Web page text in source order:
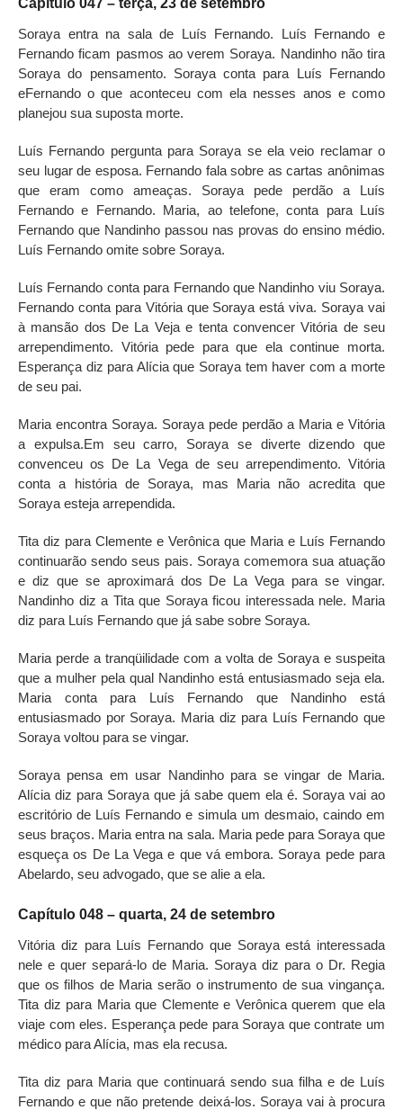
Capítulo 047 – terça, 23 de setembro
Soraya entra na sala de Luís Fernando. Luís Fernando e
Fernando ficam pasmos ao verem Soraya. Nandinho não tira
Soraya do pensamento. Soraya conta para Luís Fernando
eFernando o que aconteceu com ela nesses anos e como
planejou sua suposta morte.
Luís Fernando pergunta para Soraya se ela veio reclamar o
seu lugar de esposa. Fernando fala sobre as cartas anônimas
que eram como ameaças. Soraya pede perdão a Luís
Fernando e Fernando. Maria, ao telefone, conta para Luís
Fernando que Nandinho passou nas provas do ensino médio.
Luís Fernando omite sobre Soraya.
Luís Fernando conta para Fernando que Nandinho viu Soraya.
Fernando conta para Vitória que Soraya está viva. Soraya vai
à mansão dos De La Veja e tenta convencer Vitória de seu
arrependimento. Vitória pede para que ela continue morta.
Esperança diz para Alícia que Soraya tem haver com a morte
de seu pai.
Maria encontra Soraya. Soraya pede perdão a Maria e Vitória
a expulsa.Em seu carro, Soraya se diverte dizendo que
convenceu os De La Vega de seu arrependimento. Vitória
conta a história de Soraya, mas Maria não acredita que
Soraya esteja arrependida.
Tita diz para Clemente e Verônica que Maria e Luís Fernando
continuarão sendo seus pais. Soraya comemora sua atuação
e diz que se aproximará dos De La Vega para se vingar.
Nandinho diz a Tita que Soraya ficou interessada nele. Maria
diz para Luís Fernando que já sabe sobre Soraya.
Maria perde a tranqüilidade com a volta de Soraya e suspeita
que a mulher pela qual Nandinho está entusiasmado seja ela.
Maria conta para Luís Fernando que Nandinho está
entusiasmado por Soraya. Maria diz para Luís Fernando que
Soraya voltou para se vingar.
Soraya pensa em usar Nandinho para se vingar de Maria.
Alícia diz para Soraya que já sabe quem ela é. Soraya vai ao
escritório de Luís Fernando e simula um desmaio, caindo em
seus braços. Maria entra na sala. Maria pede para Soraya que
esqueça os De La Vega e que vá embora. Soraya pede para
Abelardo, seu advogado, que se alie a ela.
Capítulo 048 – quarta, 24 de setembro
Vitória diz para Luís Fernando que Soraya está interessada
nele e quer separá-lo de Maria. Soraya diz para o Dr. Regia
que os filhos de Maria serão o instrumento de sua vingança.
Tita diz para Maria que Clemente e Verônica querem que ela
viaje com eles. Esperança pede para Soraya que contrate um
médico para Alícia, mas ela recusa.
Tita diz para Maria que continuará sendo sua filha e de Luís
Fernando e que não pretende deixá-los. Soraya vai à procura